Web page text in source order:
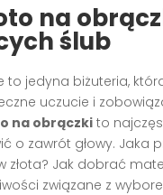
na
ślub
to jedyna biżuteria,
uczucie i
na obrączki to
o zawrót głowy. Jaka
złota? Jak dobrać
związane z